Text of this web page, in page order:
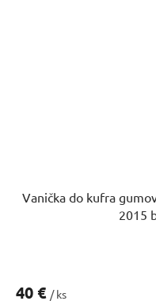
Vanička do kufra
2015
40 € / ks